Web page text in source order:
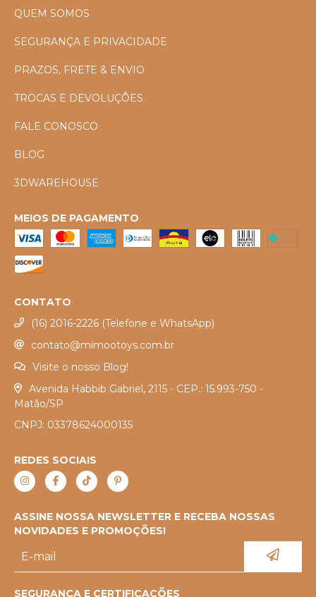
QUEM SOMOS
SEGURANÇA E PRIVACIDADE
PRAZOS, FRETE & ENVIO
TROCAS E DEVOLUÇÕES
FALE CONOSCO
BLOG
3DWAREHOUSE
MEIOS DE PAGAMENTO
CONTATO
(16) 2016-2226 (Telefone e WhatsApp)
contato@mimootoys.com.br
Visite o nosso Blog!
Avenida Habbib Gabriel, 2115 - CEP.: 15.993-750 -
Matão/SP
CNPJ: 03378624000135
REDES SOCIAIS
ASSINE NOSSA NEWSLETTER E RECEBA NOSSAS
NOVIDADES E PROMOÇÕES!
SEGURANÇA E CERTIFICAÇÕES